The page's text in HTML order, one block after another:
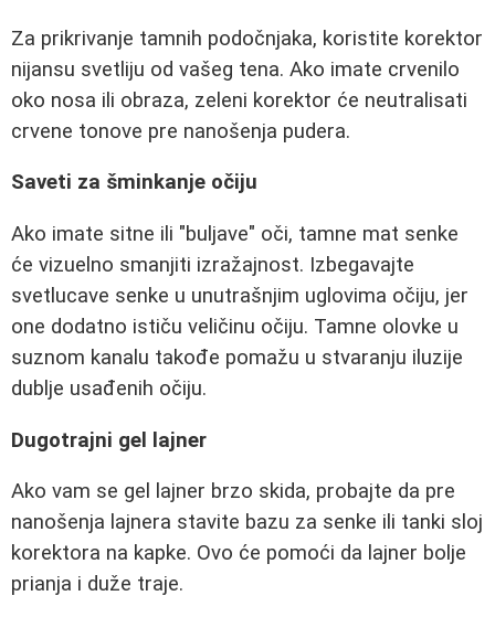
Za prikrivanje tamnih podočnjaka, koristite korektor
nijansu svetliju od vašeg tena. Ako imate crvenilo
oko nosa ili obraza, zeleni korektor će neutralisati
crvene tonove pre nanošenja pudera.
Saveti za šminkanje očiju
Ako imate sitne ili "buljave" oči, tamne mat senke
će vizuelno smanjiti izražajnost. Izbegavajte
svetlucave senke u unutrašnjim uglovima očiju, jer
one dodatno ističu veličinu očiju. Tamne olovke u
suznom kanalu takođe pomažu u stvaranju iluzije
dublje usađenih očiju.
Dugotrajni gel lajner
Ako vam se gel lajner brzo skida, probajte da pre
nanošenja lajnera stavite bazu za senke ili tanki sloj
korektora na kapke. Ovo će pomoći da lajner bolje
prianja i duže traje.